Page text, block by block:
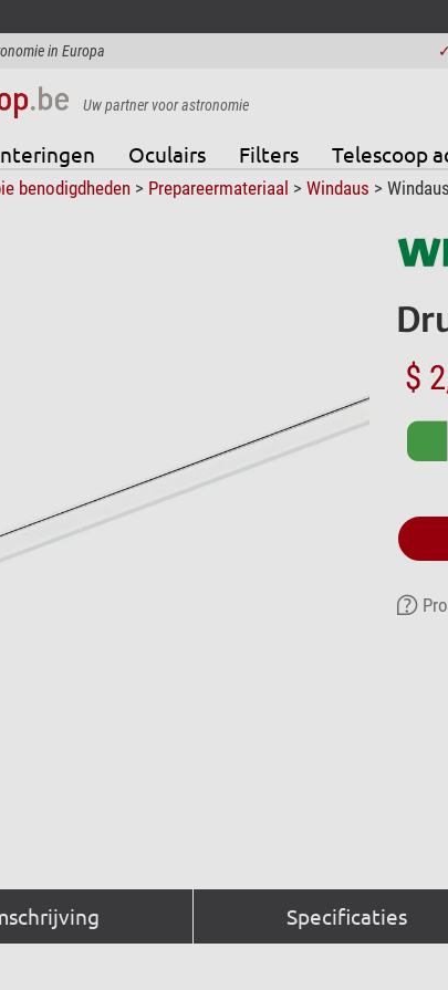
in Europa ✓
Uw partner voor astronomie
Oculairs Filters Telescoop
benodigdheden> Prepareermateriaal > Windaus >
$
Specificaties